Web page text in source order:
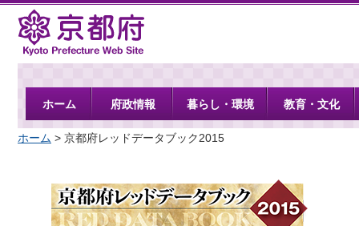
京都府
ホーム 府政情報 暮らし・環境 教育・文化
ホーム > 京都府レッドデータブック2015